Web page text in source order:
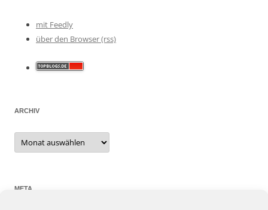
mit Feedly
über den Browser (rss)
ARCHIV
Archiv
META